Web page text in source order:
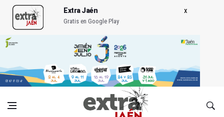
Extra Jaén
Gratis en Google Play